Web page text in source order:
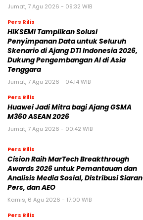
Jumat, 7 Agu 2026 - 09:32 WIB
Pers Rilis
HIKSEMI Tampilkan Solusi
Penyimpanan Data untuk Seluruh
Skenario di Ajang DTI Indonesia 2026,
Dukung Pengembangan AI di Asia
Tenggara
Jumat, 7 Agu 2026 - 04:14 WIB
Pers Rilis
Huawei Jadi Mitra bagi Ajang GSMA
M360 ASEAN 2026
Jumat, 7 Agu 2026 - 00:42 WIB
Pers Rilis
Cision Raih MarTech Breakthrough
Awards 2026 untuk Pemantauan dan
Analisis Media Sosial, Distribusi Siaran
Pers, dan AEO
Kamis, 6 Agu 2026 - 17:00 WIB
Pers Rilis